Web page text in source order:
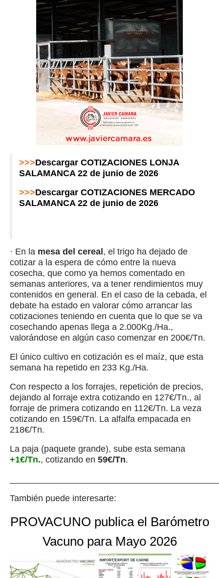
>>>Descargar COTIZACIONES LONJA
SALAMANCA 22 de junio de 2026
>>>Descargar COTIZACIONES MERCADO
SALAMANCA 22 de junio de 2026
· En la mesa del cereal , el trigo ha dejado de
cotizar a la espera de cómo entre la nueva
cosecha, que como ya hemos comentado en
semanas anteriores, va a tener rendimientos muy
contenidos en general. En el caso de la cebada, el
debate ha estado en valorar cómo arrancar las
cotizaciones teniendo en cuenta que lo que se va
cosechando apenas llega a 2.000Kg./Ha.,
valorándose en algún caso comenzar en 200€/Tn.
El único cultivo en cotización es el maíz, que esta
semana ha repetido en 233 Kg./Ha.
Con respecto a los forrajes, repetición de precios,
dejando al forraje extra cotizando en 127€/Tn., al
forraje de primera cotizando en 112€/Tn. La veza
cotizando en 159€/Tn. La alfalfa empacada en
218€/Tn.
La paja (paquete grande), sube esta semana
+1€/Tn., cotizando en 59€/Tn.
También puede interesarte:
PROVACUNO publica el Barómetro
Vacuno para Mayo 2026